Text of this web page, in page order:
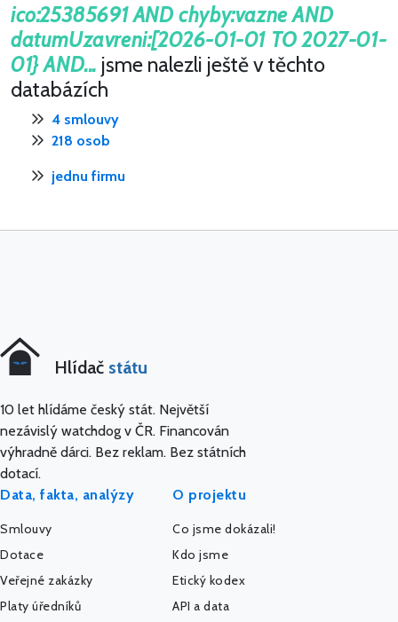
ico:25385691 AND chyby:vazne AND
datumUzavreni:[2026-01-01 TO 2027-01-
01} AND... jsme nalezli ještě v těchto
databázích
4 smlouvy
218 osob
jednu firmu
Hlídač státu
10 let hlídáme český stát. Největší
nezávislý watchdog v ČR. Financován
výhradně dárci. Bez reklam. Bez státních
dotací.
Data, fakta, analýzy
Smlouvy
Dotace
Veřejné zakázky
Platy úředníků
O projektu
Co jsme dokázali!
Kdo jsme
Etický kodex
API a data